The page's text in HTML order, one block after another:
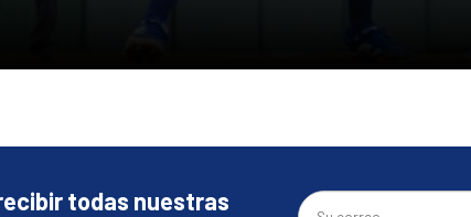
todas nuestras